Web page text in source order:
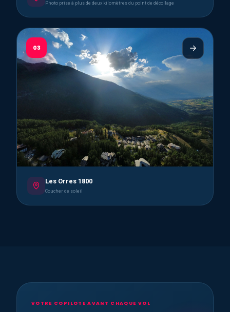
Photo prise à plus de deux kilomètres du point de décollage
03
Les Orres 1800
Coucher de soleil
VOTRE COPILOTE AVANT CHAQUE VOL